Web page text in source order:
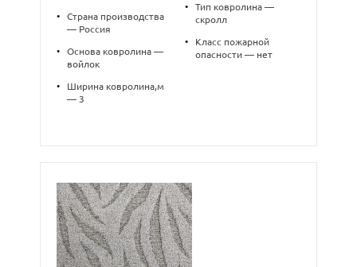
•
Страна производства
— Россия
•
Основа ковролина —
войлок
•
Ширина ковролина,м
— 3
•
Тип ковролина —
скролл
•
Класс пожарной
опасности — нет